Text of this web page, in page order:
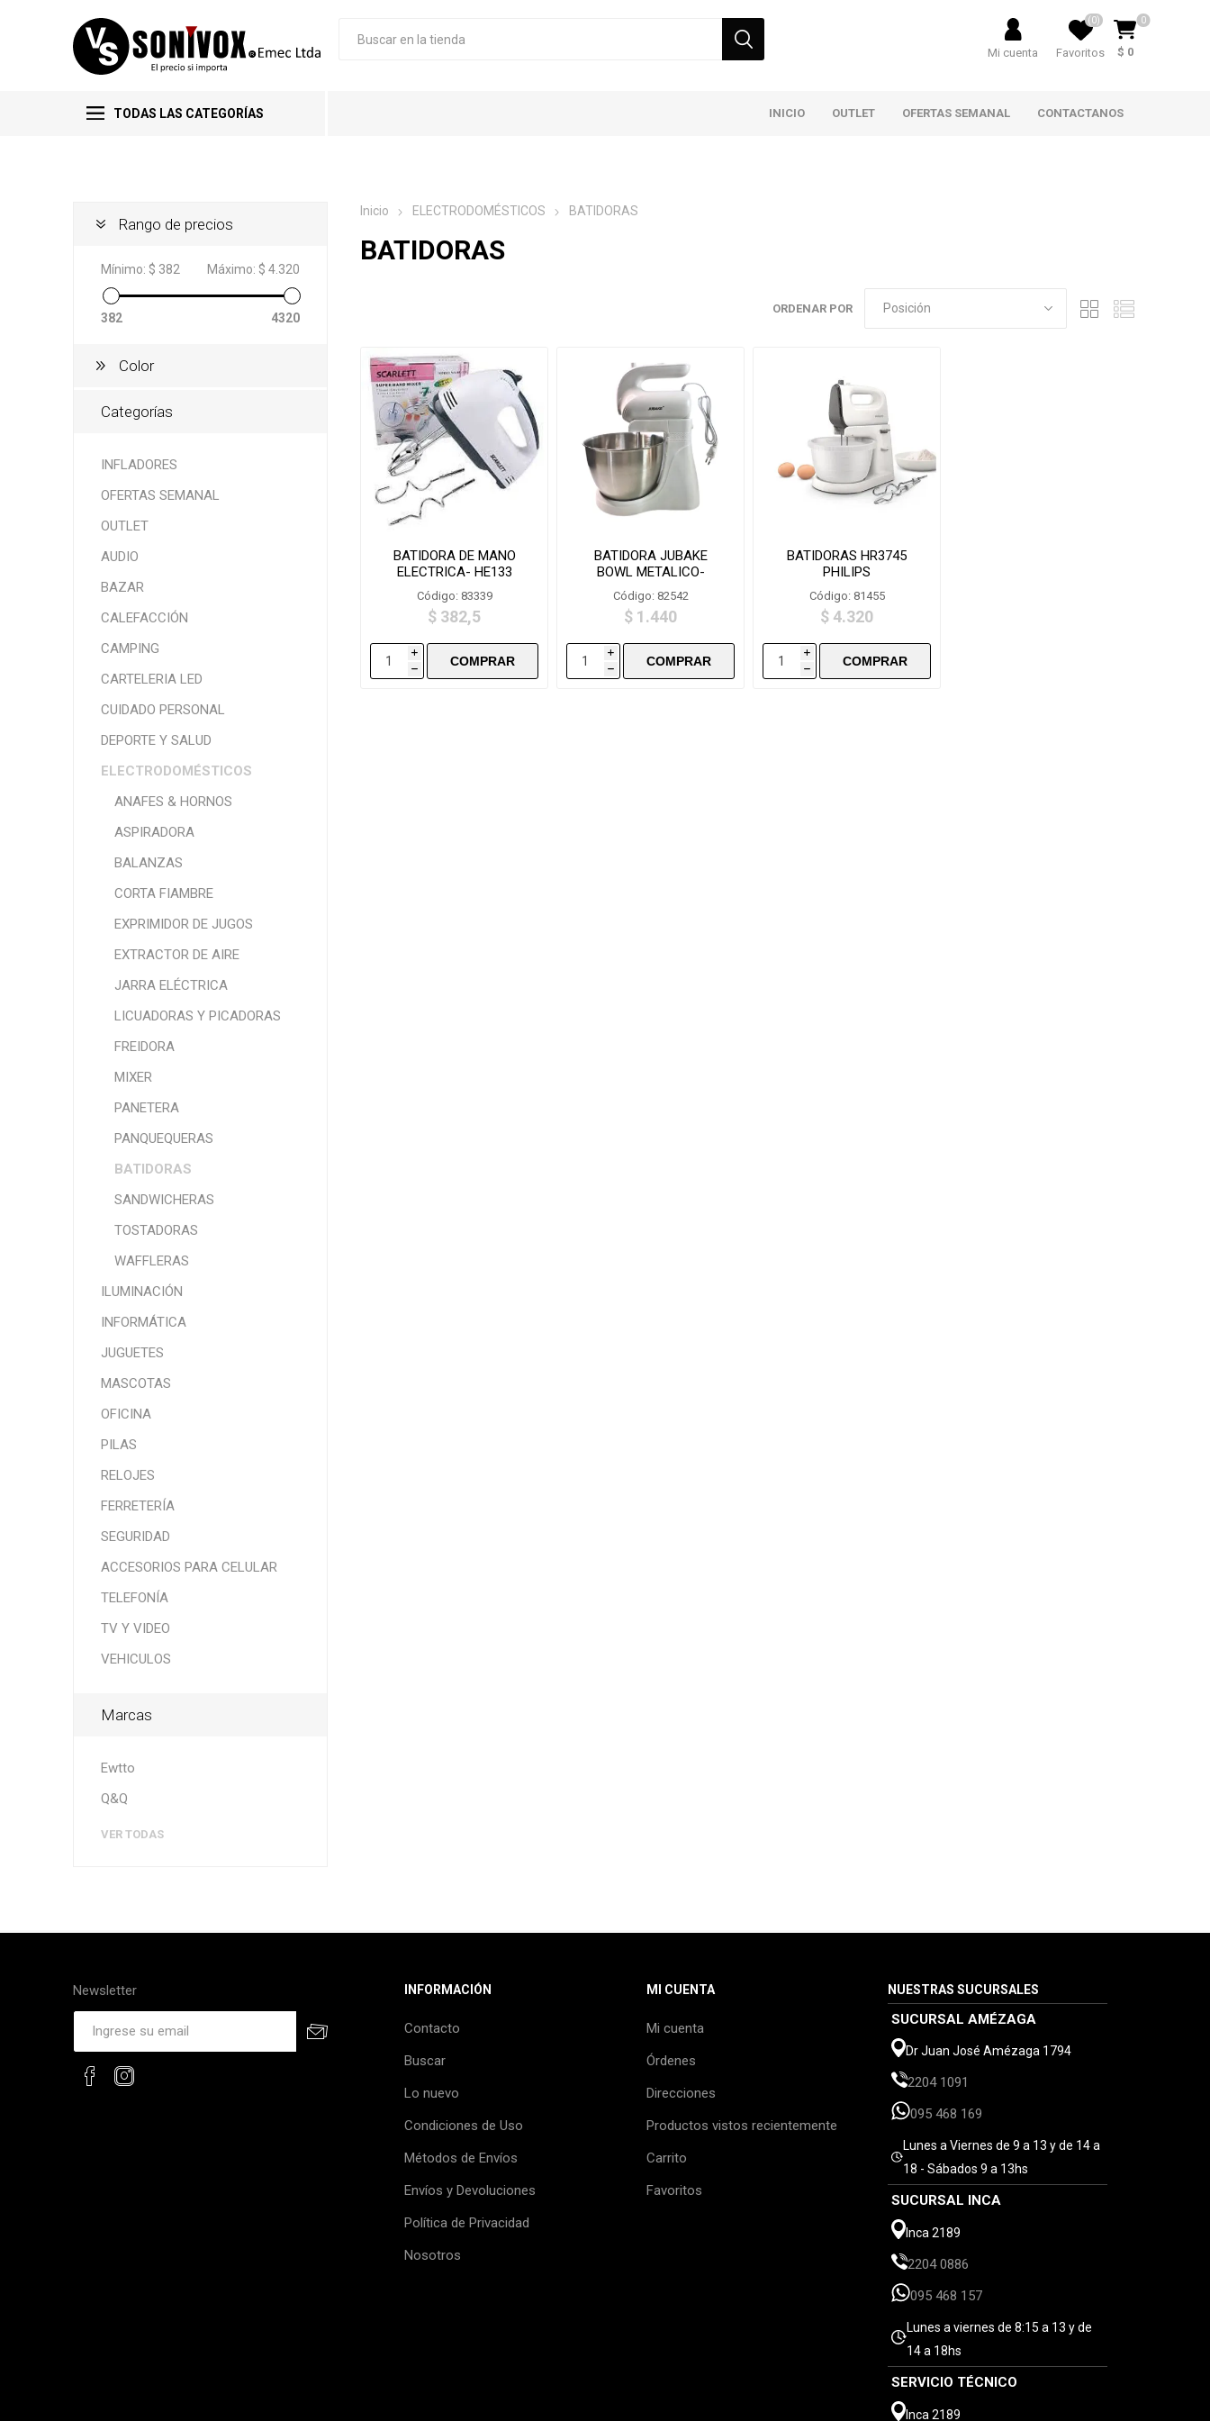
Mi cuenta Favoritos
(0) 0
$ 0
TODAS LAS CATEGORÍAS INICIO OUTLET OFERTAS SEMANAL CONTACTANOS
Inicio ELECTRODOMÉSTICOS BATIDORAS
BATIDORAS
ORDENAR POR
BATIDORA DE MANO
ELECTRICA- HE133
Código: 83339
$ 382,5
i
h
BATIDORA JUBAKE
BOWL METALICO-
LY602BS
Código: 82542
$ 1.440
i
h
BATIDORAS HR3745
PHILIPS
Código: 81455
$ 4.320
i
h
Rango de precios
Mínimo: $ 382 Máximo: $ 4.320
382 4320
Color
Categorías
INFLADORES
OFERTAS SEMANAL
OUTLET
AUDIO
BAZAR
CALEFACCIÓN
CAMPING
CARTELERIA LED
CUIDADO PERSONAL
DEPORTE Y SALUD
ELECTRODOMÉSTICOS
ANAFES & HORNOS
ASPIRADORA
BALANZAS
CORTA FIAMBRE
EXPRIMIDOR DE JUGOS
EXTRACTOR DE AIRE
JARRA ELÉCTRICA
LICUADORAS Y PICADORAS
FREIDORA
MIXER
PANETERA
PANQUEQUERAS
BATIDORAS
SANDWICHERAS
TOSTADORAS
WAFFLERAS
ILUMINACIÓN
INFORMÁTICA
JUGUETES
MASCOTAS
OFICINA
PILAS
RELOJES
FERRETERÍA
SEGURIDAD
ACCESORIOS PARA CELULAR
TELEFONÍA
TV Y VIDEO
VEHICULOS
Marcas
Ewtto
Q&Q
VER TODAS
Newsletter INFORMACIÓN
Contacto
Buscar
Lo nuevo
Condiciones de Uso
Métodos de Envíos
Envíos y Devoluciones
Política de Privacidad
Nosotros
MI CUENTA
Mi cuenta
Órdenes
Direcciones
Productos vistos recientemente
Carrito
Favoritos
NUESTRAS SUCURSALES
SUCURSAL AMÉZAGA
Dr Juan José Amézaga 1794
2204 1091
095 468 169
Lunes a Viernes de 9 a 13 y de 14 a
18 - Sábados 9 a 13hs
SUCURSAL INCA
Inca 2189
2204 0886
095 468 157
Lunes a viernes de 8:15 a 13 y de
14 a 18hs
SERVICIO TÉCNICO
Inca 2189